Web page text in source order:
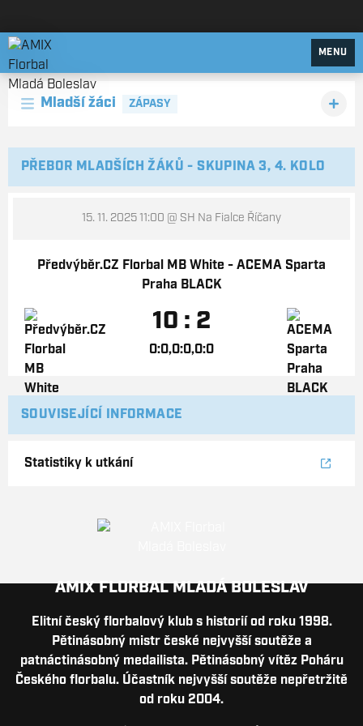
AMIX Florbal Mladá Boleslav
MENU
Mladší žáci ZÁPASY
PŘEBOR MLADŠÍCH ŽÁKŮ - SKUPINA 3, 4. KOLO
15. 11. 2025 11:00 @ SH Na Fialce Říčany
Předvýběr.CZ Florbal MB White - ACEMA Sparta
Praha BLACK
10 : 2
0:0,0:0,0:0
SOUVISEJÍCÍ INFORMACE
Statistiky k utkání
AMIX FLORBAL MLADÁ BOLESLAV
Elitní český florbalový klub s historií od roku 1998.
Pětinásobný mistr české nejvyšší soutěže a
patnáctinásobný medailista. Pětinásobný vítěz Poháru
Českého florbalu. Účastník nejvyšší soutěže nepřetržitě
od roku 2004.